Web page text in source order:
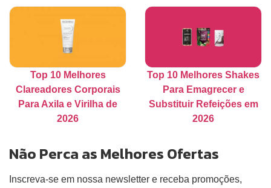
Top 10 Melhores
Clareadores Corporais
Para Axila e Virilha de
2026
Top 10 Melhores Shakes
Para Emagrecer e
Substituir Refeições em
2026
Não Perca as Melhores Ofertas
Inscreva-se em nossa newsletter e receba promoções,